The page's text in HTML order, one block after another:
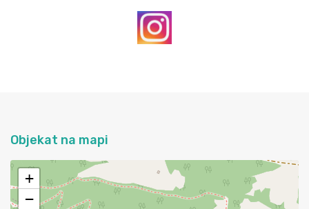
Objekat na mapi
+
−